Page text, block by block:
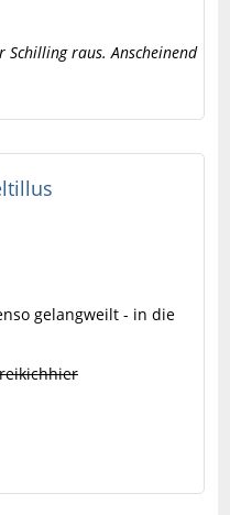
Schilling raus. Anscheinend
gelangweilt - in die